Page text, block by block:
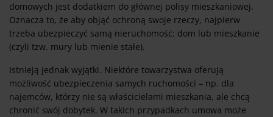
domowych jest dodatkiem do głównej polisy mieszkaniowej.
Oznacza to, że aby objąć ochroną swoje rzeczy, najpierw
trzeba ubezpieczyć samą nieruchomość: dom lub mieszkanie
(czyli tzw. mury lub mienie stałe).
Istnieją jednak wyjątki. Niektóre towarzystwa oferują
możliwość ubezpieczenia samych ruchomości – np. dla
najemców, którzy nie są właścicielami mieszkania, ale chcą
chronić swój dobytek. W takich przypadkach umowa może